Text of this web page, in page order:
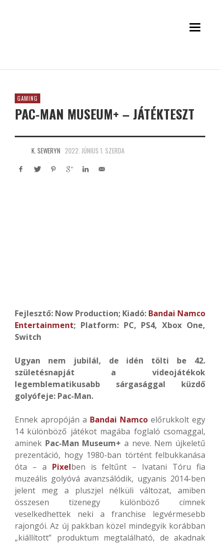
GAMING
PAC-MAN MUSEUM+ – JÁTÉKTESZT
K. SEWERYN 2022. JÚNIUS 1. SZERDA
Fejlesztő: Now Production; Kiadó: Bandai Namco
Entertainment; Platform: PC, PS4, Xbox One,
Switch
Ugyan nem jubilál, de idén tölti be 42.
születésnapját a videojátékok
legemblematikusabb sárgasággal küzdő
golyófeje: Pac-Man.
Ennek apropóján a Bandai Namco előrukkolt egy
14 különböző játékot magába foglaló csomaggal,
aminek Pac-Man Museum+a neve. Nem újkeletű
prezentáció, hogy 1980-ban történt felbukkanása
óta – a Pixelben is feltűnt – Ivatani Tóru fia
muzeális golyóvá avanzsálódik, ugyanis 2014-ben
jelent meg a pluszjel nélküli változat, amiben
összesen tizenegy különböző címnek
veselkedhettek neki a franchise legvérmesebb
rajongói. Az új pakkban közel mindegyik korábban
„kiállított” produktum megtalálható, de akadnak